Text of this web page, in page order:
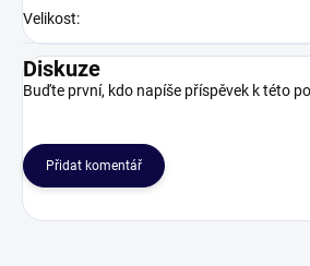
Velikost:
Diskuze
Buďte první, kdo napíše příspěvek k této
Přidat komentář